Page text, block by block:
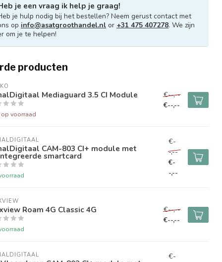
je een vraag ik help je graag!
je hulp nodig bij het bestellen? Neem gerust contact met
op info@asatgroothandel.nl or +31 475 407278. We zijn
om je te helpen!
producten
Mediaguard 3.5 CI Module
voorraad
€--,--
€--,--
CAM-803 CI+ module met
smartcard
€-
-,--
€-
-,--
Roam 4G Classic 4G
€--,--
€--,--
€-